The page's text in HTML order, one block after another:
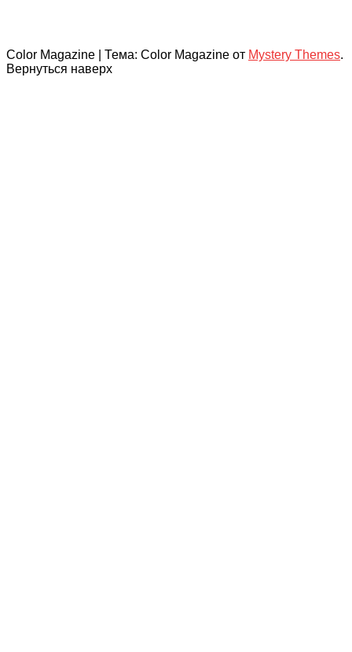
Color Magazine Тема: Color Magazine от Mystery Themes.
Вернуться наверх